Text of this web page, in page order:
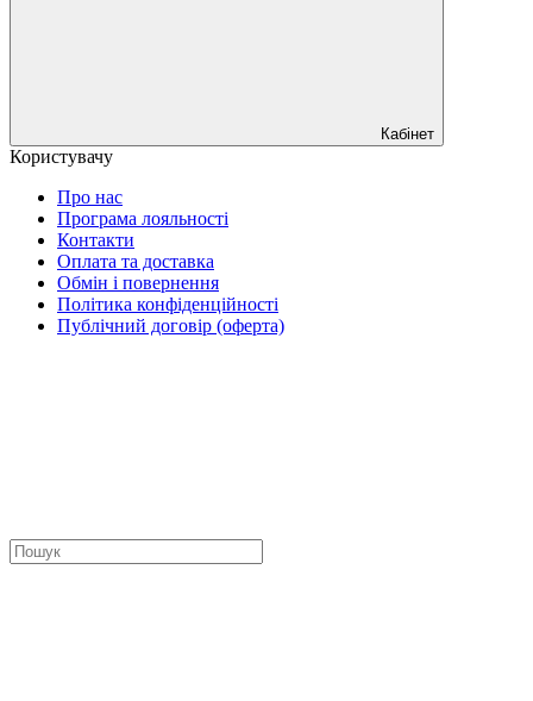
Кабінет
Користувачу
Про нас
Програма лояльності
Контакти
Оплата та доставка
Обмін і повернення
Політика конфіденційності
Публічний договір (оферта)